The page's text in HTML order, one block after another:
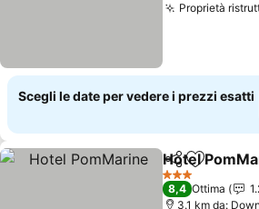
Proprietà
Scegli le date per vedere i prezzi esatti
CondividiAggiungi
Hotel
3 Stelle
8,4 Ottima
3.1 km da: